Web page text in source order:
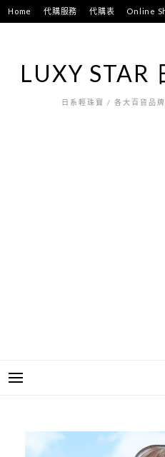
跳
至
Home 代購服務 代購表 Online
LUXY STAR
日系輕珠寶 / 各大百貨品